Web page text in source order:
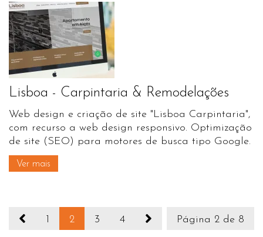
Lisboa - Carpintaria & Remodelações
Web design e criação de site "Lisboa Carpintaria",
com recurso a web design responsivo. Optimização
de site (SEO) para motores de busca tipo Google.
Ver mais
1 2 3 4 Página 2 de 8